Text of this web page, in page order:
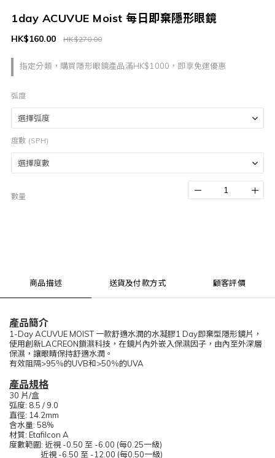
1day ACUVUE Moist 每日即棄隱形眼鏡
指定分類，購買隱形眼鏡產品滿HK$1000，即享免運優惠
HK$270.00
HK$160.00
弧度
度數 (SPH)
數量
商品描述 送貨及付款方式 顧客評價
產品簡介
1-Day ACUVUE MOIST 一款舒適水潤的水凝膠1 Day即棄型隱形鏡片，
使用創新LACREON鎖濕科技，在鏡片內外嵌入保濕因子，由內至外深層
保濕，讓眼睛保持舒適水潤。
有效阻隔>95％的UVB和>50％的UVA
產品規格
30 片/盒
弧度: 8.5 / 9.0
直徑: 14.2mm
含水量: 58%
材質: Etafilcon A
度數範圍: 近視 -0.50 至 -6.00 (每0.25一級)
近視 -6.50 至 -12.00 (每0.50一級)